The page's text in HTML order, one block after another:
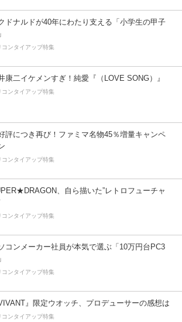
ドナルドが40年にわたり支える「小学生の甲子
コンタイアップ特集
康二イケメンすぎ！純愛『（LOVE SONG）』
コンタイアップ特集
評につき再び！ファミマ名物45％増量キャンペ
コンタイアップ特集
、自ら描いた”レトロフューチャ
コンタイアップ特集
コンメーカー社員が本気で選ぶ「10万円台PC3
コンタイアップ特集
VIVANT』限定ウオッチ、プロデューサーの感想は
コンタイアップ特集